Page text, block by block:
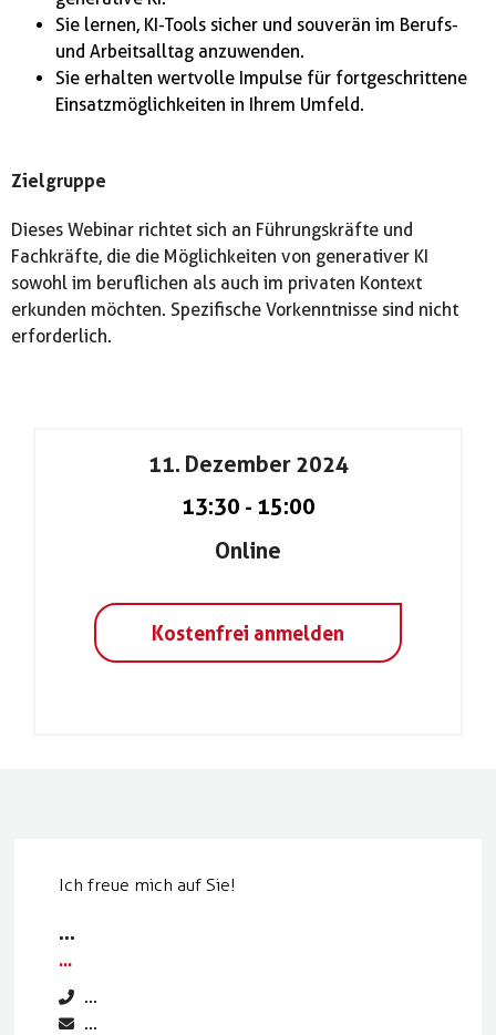
Sie lernen, KI-Tools sicher und souverän im Berufs-
und Arbeitsalltag anzuwenden.
Sie erhalten wertvolle Impulse für fortgeschrittene
Einsatzmöglichkeiten in Ihrem Umfeld.
Zielgruppe
Dieses Webinar richtet sich an Führungskräfte und
Fachkräfte, die die Möglichkeiten von generativer KI
sowohl im beruflichen als auch im privaten Kontext
erkunden möchten. Spezifische Vorkenntnisse sind nicht
erforderlich.
11. Dezember 2024
13:30 - 15:00
Online
Kostenfrei anmelden
Ich freue mich auf Sie!
...
...
...
...